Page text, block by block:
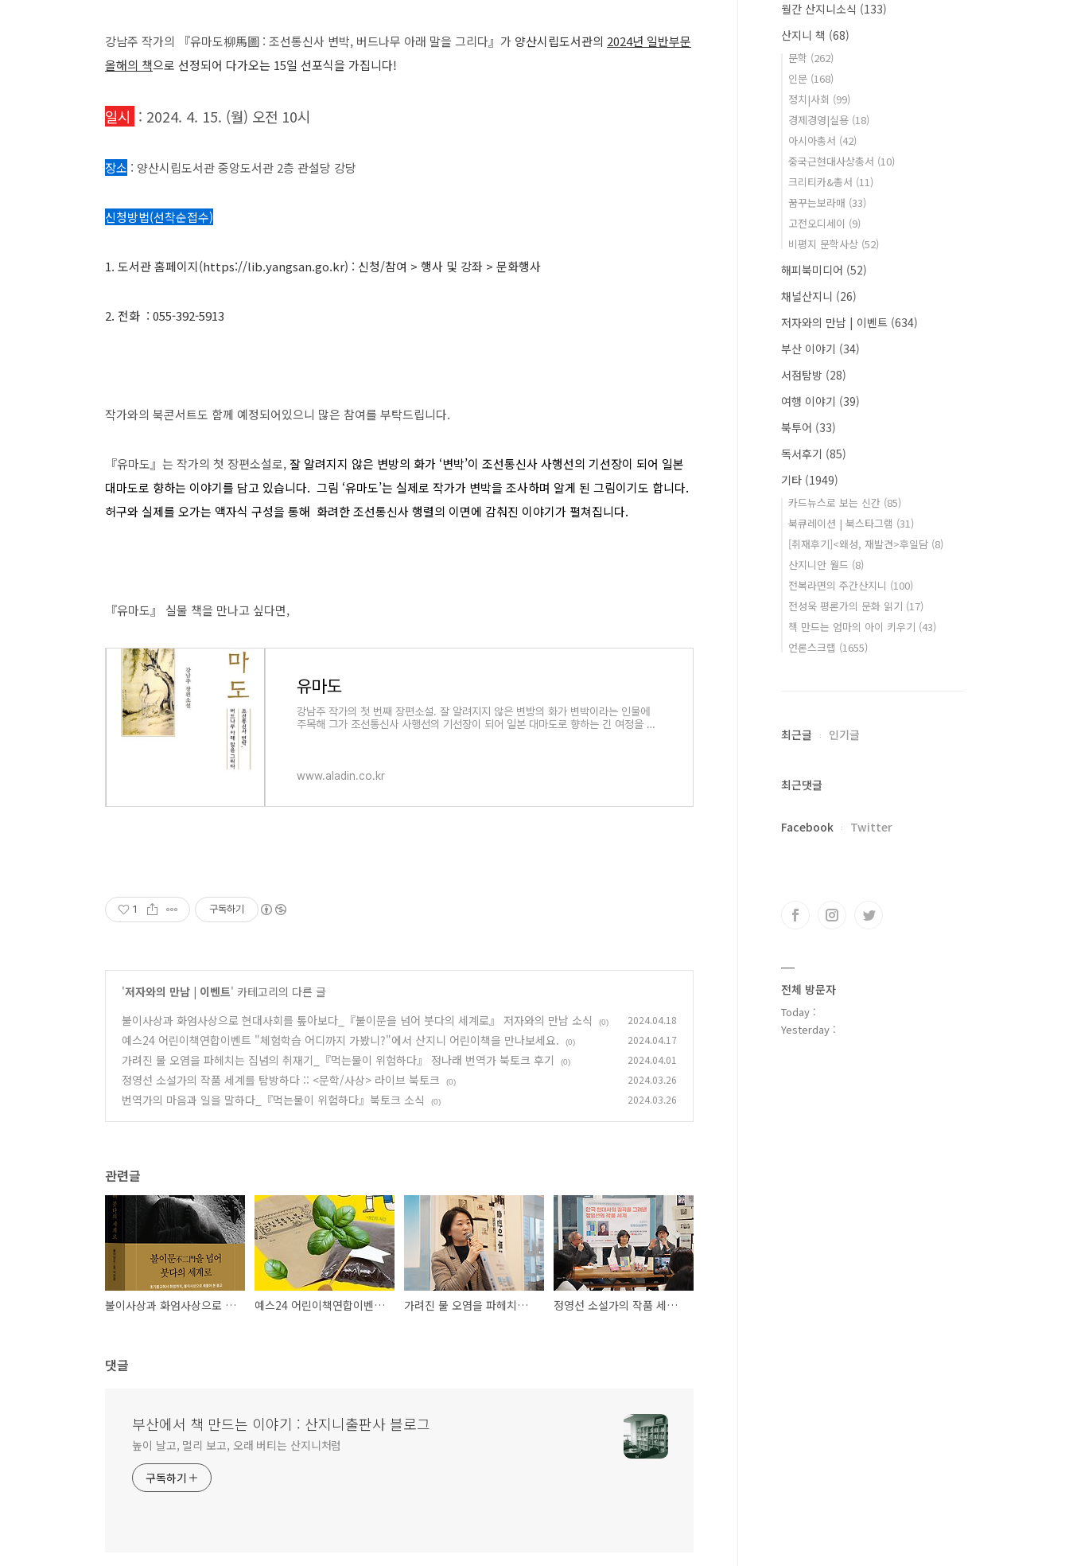
강남주 작가의 『유마도柳馬圖 : 조선통신사 변박, 버드나무 아래 말을 그리다』가 양산시립도서관의 2024년 일반부문
올해의 책으로 선정되어 다가오는 15일 선포식을 가집니다!
일시 : 2024. 4. 15. (월) 오전 10시
장소 : 양산시립도서관 중앙도서관 2층 관설당 강당
신청방법(선착순접수)
1. 도서관 홈페이지(https://lib.yangsan.go.kr) : 신청/참여 > 행사 및 강좌 > 문화행사
2. 전화 : 055-392-5913
작가와의 북콘서트도 함께 예정되어있으니 많은 참여를 부탁드립니다.
『유마도』는 작가의 첫 장편소설로,잘 알려지지 않은 변방의 화가 ‘변박’이 조선통신사 사행선의 기선장이 되어 일본
대마도로 향하는 이야기를 담고 있습니다. 그림 ‘유마도’는 실제로 작가가 변박을 조사하며 알게 된 그림이기도 합니다.
허구와 실제를 오가는 액자식 구성을 통해 화려한 조선통신사 행렬의 이면에 감춰진 이야기가 펼쳐집니다.
『유마도』 실물 책을 만나고 싶다면,
유마도
강남주 작가의 첫 번째 장편소설. 잘 알려지지 않은 변방의 화가 변박이라는 인물에
주목해 그가 조선통신사 사행선의 기선장이 되어 일본 대마도로 향하는 긴 여정을 담
www.aladin.co.kr
1 구독하기
'저자와의 만남 | 이벤트' 카테고리의 다른 글
불이사상과 화엄사상으로 현대사회를 톺아보다_『불이문을 넘어 붓다의 세계로』 저자와의 만남 소식
(0) 2024.04.18
예스24 어린이책연합이벤트 "체험학습 어디까지 가봤니?"에서 산지니 어린이책을 만나보세요. (0) 2024.04.17
가려진 물 오염을 파헤치는 집념의 취재기_『먹는물이 위험하다』 정나래 번역가 북토크 후기 (0) 2024.04.01
정영선 소설가의 작품 세계를 탐방하다 :: <문학/사상> 라이브 북토크 (0) 2024.03.26
번역가의 마음과 일을 말하다_『먹는물이 위험하다』북토크 소식 (0) 2024.03.26
관련글
불이사상과 화엄사상으로 현대사회를 톺아보다_『불이문을 넘어 붓다의 세계로』 저자와의 만남 소식 예스24 어린이책연합이벤트 "체험학습 어디까지 가봤니?"에서 산지니 어린이책을 만나보세요. 가려진 물 오염을 파헤치는 집념의 취재기_『먹는물이 위험하다』 정나래 번역가 북토크 후기 정영선 소설가의 작품 세계를 탐방하다 :: <문학/사상> 라이브 북토크
댓글
부산에서 책 만드는 이야기 : 산지니출판사 블로그
높이 날고, 멀리 보고, 오래 버티는 산지니처럼
구독하기
월간 산지니소식 (133)
산지니 책 (68)
문학 (262)
인문 (168)
정치|사회 (99)
경제경영|실용 (18)
아시아총서 (42)
중국근현대사상총서 (10)
크리티카&총서 (11)
꿈꾸는보라매 (33)
고전오디세이 (9)
비평지 문학사상 (52)
해피북미디어 (52)
채널산지니 (26)
저자와의 만남 | 이벤트 (634)
부산 이야기 (34)
서점탐방 (28)
여행 이야기 (39)
북투어 (33)
독서후기 (85)
기타 (1949)
카드뉴스로 보는 신간 (85)
북큐레이션 | 북스타그램 (31)
[취재후기]<왜성, 재발견>후일담 (8)
산지니안 월드 (8)
전복라면의 주간산지니 (100)
전성욱 평론가의 문화 읽기 (17)
책 만드는 엄마의 아이 키우기 (43)
언론스크랩 (1655)
최근글 인기글
최근댓글
Facebook Twitter
전체 방문자
Today :
Yesterday :